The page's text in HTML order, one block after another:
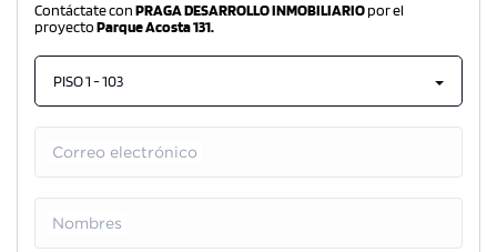
Contáctate conPRAGA DESARROLLO INMOBILIARIOpor el
proyectoParque Acosta 131.
PISO 1 - 103
Correo electrónico
Nombres